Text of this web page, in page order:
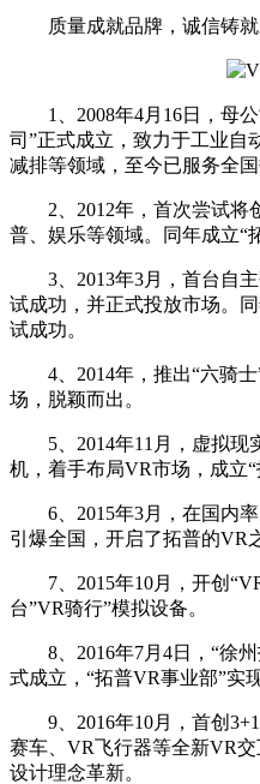
质量成就品牌，诚信铸就
1、2008年4月16日，母公
司”正式成立，致力于工业自
减排等领域，至今已服务全国
2、2012年，首次尝试将
普、娱乐等领域。同年成立“
3、2013年3月，首台自主
试成功，并正式投放市场。
试成功。
4、2014年，推出“六骑士
场，脱颖而出。
5、2014年11月，虚拟现
机，着手布局VR市场，成立“
6、2015年3月，在国内率
引爆全国，开启了拓普的VR
7、2015年10月，开创
台”VR骑行”模拟设备。
8、2016年7月4日，“徐州
式成立，“拓普VR事业部”实
9、2016年10月，首创3+1
赛车、VR飞行器等全新VR
设计理念革新。